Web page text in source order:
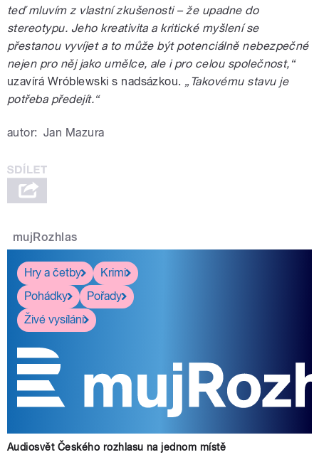
teď mluvím z vlastní zkušenosti – že upadne do
stereotypu. Jeho kreativita a kritické myšlení se
přestanou vyvíjet a to může být potenciálně nebezpečné
nejen pro něj jako umělce, ale i pro celou společnost,“
uzavírá Wróblewski s nadsázkou. „Takovému stavu je
potřeba předejít.“
autor: Jan Mazura
mujRozhlas
Hry a četby
Krimi
Pohádky
Pořady
Živé vysílání
Audiosvět Českého rozhlasu na jednom místě